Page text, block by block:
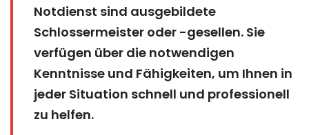
Notdienst sind ausgebildete
Schlossermeister oder -gesellen. Sie
verfügen über die notwendigen
Kenntnisse und Fähigkeiten, um Ihnen in
jeder Situation schnell und professionell
zu helfen.